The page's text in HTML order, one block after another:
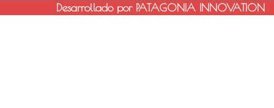
Desarrollado por PATAGONIA INNOVATION